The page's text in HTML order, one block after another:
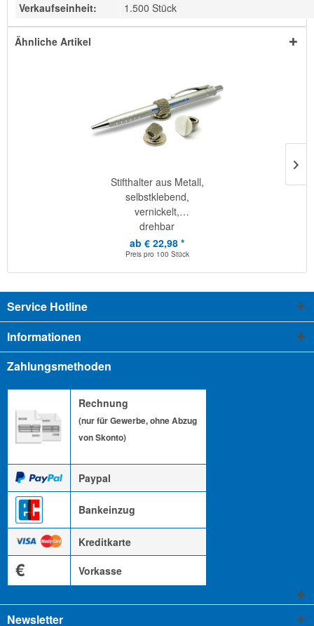
Verkaufseinheit: 1.500 Stück
Ähnliche Artikel
Stifthalter aus Metall,
selbstklebend,
vernickelt,
drehbar
ab € 22,98 *
Preis pro 100 Stück
Service Hotline
Informationen
Zahlungsmethoden
Rechnung
(nur für Gewerbe, ohne Abzug
von Skonto)
Paypal
Bankeinzug
Kreditkarte
€ Vorkasse
Newsletter